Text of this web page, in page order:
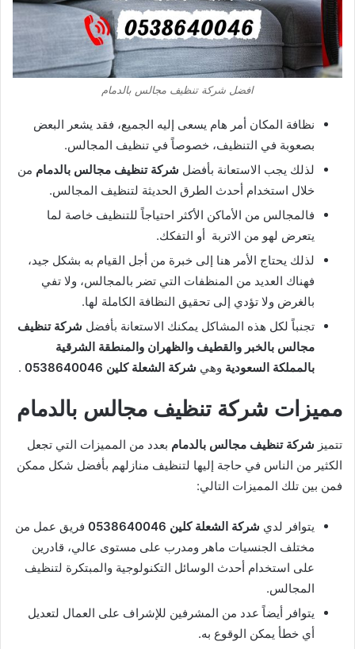
افضل شركة تنظيف مجالس بالدمام
نظافة المكان أمر هام يسعى إليه الجميع، فقد يشعر البعض
بصعوبة في التنظيف، خصوصاً في تنظيف المجالس.
لذلك يجب الاستعانة بأفضل شركة تنظيف مجالس بالدمام من
خلال استخدام أحدث الطرق الحديثة لتنظيف المجالس.
فالمجالس من الأماكن الأكثر احتياجاً للتنظيف خاصة لما
يتعرض لهو من الاتربة أو التفكك.
لذلك يحتاج الأمر هنا إلى خبرة من أجل القيام به بشكل جيد،
فهناك العديد من المنظفات التي تضر بالمجالس، ولا تفي
بالغرض ولا تؤدي إلى تحقيق النظافة الكاملة لها.
تجنباً لكل هذه المشاكل يمكنك الاستعانة بأفضل شركة تنظيف
مجالس بالخبر والقطيف والظهران والمنطقة الشرقية
بالمملكة السعودية وهي شركة الشعلة كلين 0538640046 .
مميزات شركة تنظيف مجالس بالدمام
تتميز شركة تنظيف مجالس بالدمام بعدد من المميزات التي تجعل
الكثير من الناس في حاجة إليها لتنظيف منازلهم بأفضل شكل ممكن
فمن بين تلك المميزات التالي:
يتوافر لدي شركة الشعلة كلين 0538640046
فريق عمل من
مختلف الجنسيات ماهر ومدرب على مستوى عالي، قادرين
على استخدام أحدث الوسائل التكنولوجية والمبتكرة لتنظيف
المجالس.
يتوافر أيضاً عدد من المشرفين للإشراف على العمال لتعديل
أي خطأ يمكن الوقوع به.